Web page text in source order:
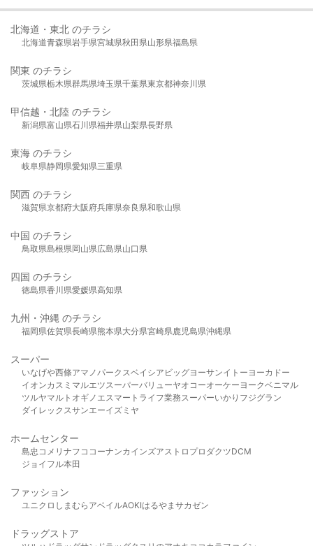
北海道・東北 のチラシ
北海道青森県岩手県宮城県秋田県山形県福島県
関東 のチラシ
茨城県栃木県群馬県埼玉県千葉県東京都神奈川県
甲信越・北陸 のチラシ
新潟県富山県石川県福井県山梨県長野県
東海 のチラシ
岐阜県静岡県愛知県三重県
関西 のチラシ
滋賀県京都府大阪府兵庫県奈良県和歌山県
中国 のチラシ
鳥取県島根県岡山県広島県山口県
四国 のチラシ
徳島県香川県愛媛県高知県
九州・沖縄 のチラシ
福岡県佐賀県長崎県熊本県大分県宮崎県鹿児島県沖縄県
スーパー
いなげや西條アマノパークスベイシア ビッグヨーサンイトーヨーカドー
イオンカスミ マルエツスーパーバリューヤオコーオーケー ヨークベニマル
ツルヤマルト オギノ エスマート ライフ業務スーパーいかり フジグラン
ダイレックスサンエーイズミヤ
ホームセンター
島忠 コメリ ナフコ コーナンカインズアストロプロダクツDCM
ジョイフル本田
ファッション
ユニクロ しまむら アベイルAOKIはるやま サカゼン
ドラッグストア